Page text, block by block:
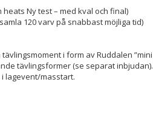
heats Ny test – med kval och final)
120 varv på snabbast möjliga tid)
i form av Ruddalen ”mini
tävlingsformer (se separat inbjudan).
lagevent/masstart.